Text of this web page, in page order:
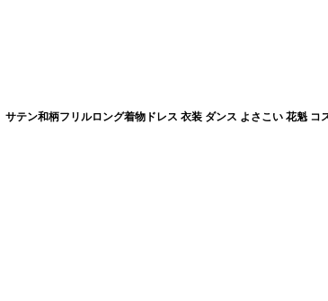
テン和柄フリルロング着物ドレス 衣装 ダンス よさこい 花魁 コ